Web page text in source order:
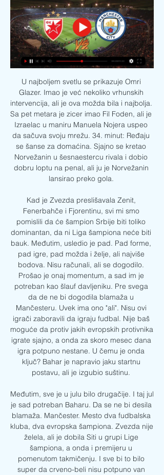
U najboljem svetlu se prikazuje Omri
Glazer. Imao je već nekoliko vrhunskih
intervencija, ali je ova možda bila i najbolja.
Sa pet metara je zicer imao Fil Foden, ali je
Izraelac u maniru Manuela Nojera uspeo
da sačuva svoju mrežu. 34. minut: Ređaju
se šanse za domaćina. Sjajno se kretao
Norvežanin u šesnaestercu rivala i dobio
dobru loptu na penal, ali ju je Norvežanin
lansirao preko gola.
Kad je Zvezda preslišavala Zenit,
Fenerbahče i Fjorentinu, svi mi smo
pomislili da će šampion Srbije biti toliko
dominantan, da ni Liga šampiona neće biti
bauk. Međutim, usledio je pad. Pad forme,
pad igre, pad možda i želje, ali najviše
bodova. Nisu računali, ali se dogodilo.
Prošao je onaj momentum, a sad im je
potreban kao šlauf davljeniku. Pre svega
da de ne bi dogodila blamaža u
Mančesteru. Uvek ima ono "ali". Nisu ovi
igrači zaboravili da igraju fudbal. Nije baš
moguće da protiv jakih evropskih protivnika
igrate sjajno, a onda za skoro mesec dana
igra potpuno nestane. U čemu je onda
ključ? Bahar je napravio jaku startnu
postavu, ali je izgubio suštinu.
Međutim, sve je u julu bilo drugačije. I taj jul
je sad potreban Baharu. Da se ne bi desila
blamaža. Mančester. Mesto dva fudbalska
kluba, dva evropska šampiona. Zvezda nije
želela, ali je dobila Siti u grupi Lige
šampiona, a onda i premijeru u
pomenutom takmičenju. I sve bi to bilo
super da crveno-beli nisu potpuno van